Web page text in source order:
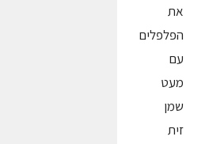
את
הפלפלים
עם
מעט
שמן
זית